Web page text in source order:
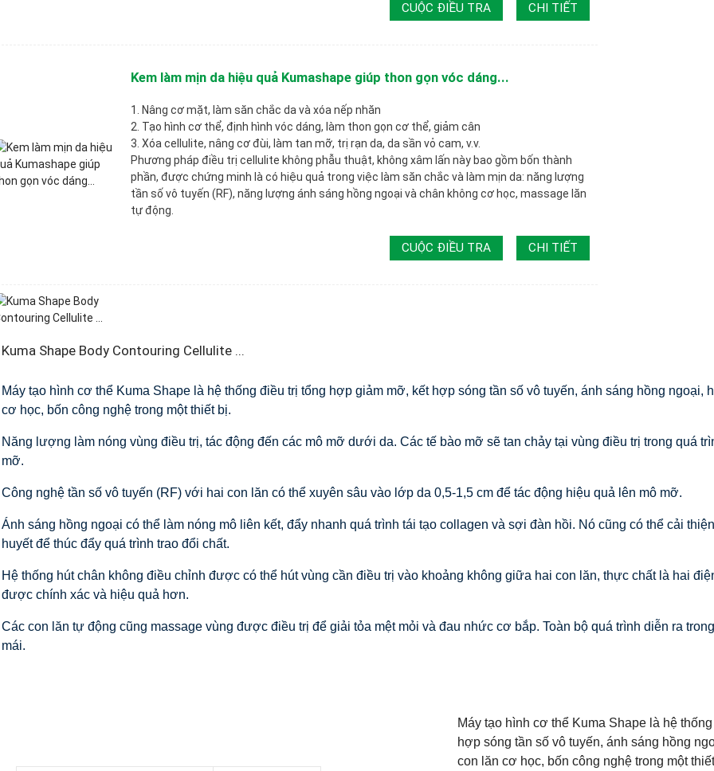
CUỘC ĐIỀU TRA CHI TIẾT
Kem làm mịn da hiệu quả Kumashape giúp thon gọn vóc dáng...
1. Nâng cơ mặt, làm săn chắc da và xóa nếp nhăn
2. Tạo hình cơ thể, định hình vóc dáng, làm thon gọn cơ thể, giảm cân
3. Xóa cellulite, nâng cơ đùi, làm tan mỡ, trị rạn da, da sần vỏ cam, v.v.
Phương pháp điều trị cellulite không phẫu thuật, không xâm lấn này bao gồm bốn thành
phần, được chứng minh là có hiệu quả trong việc làm săn chắc và làm mịn da: năng lượng
tần số vô tuyến (RF), năng lượng ánh sáng hồng ngoại và chân không cơ học, massage lăn
tự động.
CUỘC ĐIỀU TRA CHI TIẾT
Kuma Shape Body Contouring Cellulite ...
Máy tạo hình cơ thể Kuma Shape là hệ thống điều trị tổng hợp giảm mỡ, kết hợp sóng tần số vô tuyến, ánh sáng hồng ngoại,
cơ học, bốn công nghệ trong một thiết bị.
Năng lượng làm nóng vùng điều trị, tác động đến các mô mỡ dưới da. Các tế bào mỡ sẽ tan chảy tại vùng điều trị trong quá
mỡ.
Công nghệ tần số vô tuyến (RF) với hai con lăn có thể xuyên sâu vào lớp da 0,5-1,5 cm để tác động hiệu quả lên mô mỡ.
Ánh sáng hồng ngoại có thể làm nóng mô liên kết, đẩy nhanh quá trình tái tạo collagen và sợi đàn hồi. Nó cũng có thể cải
huyết để thúc đẩy quá trình trao đổi chất.
Hệ thống hút chân không điều chỉnh được có thể hút vùng cần điều trị vào khoảng không giữa hai con lăn, thực chất là hai
được chính xác và hiệu quả hơn.
Các con lăn tự động cũng massage vùng được điều trị để giải tỏa mệt mỏi và đau nhức cơ bắp. Toàn bộ quá trình diễn ra
mái.
Máy tạo hình cơ thể Kuma Shape là hệ
hợp sóng tần số vô tuyến, ánh sáng hồng
con lăn cơ học, bốn công nghệ trong một